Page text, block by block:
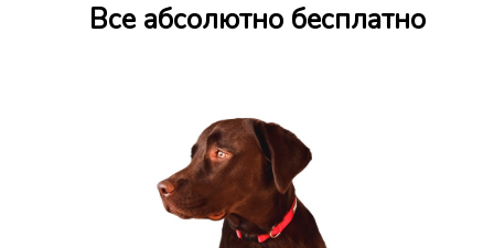
Все абсолютно бесплатно